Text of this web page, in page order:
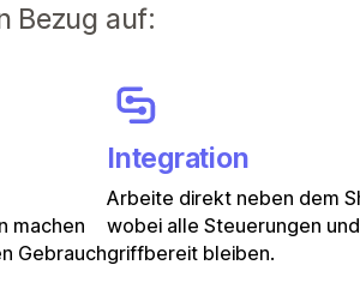
Bezug auf:
machen
Gebrauch
Integration
Arbeite direkt neben dem
wobei alle Steuerungen
griffbereit bleiben.